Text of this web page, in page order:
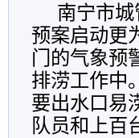
南宁市
预案启动更
门的气象预
排涝工作中
要出水口易
队员和上百